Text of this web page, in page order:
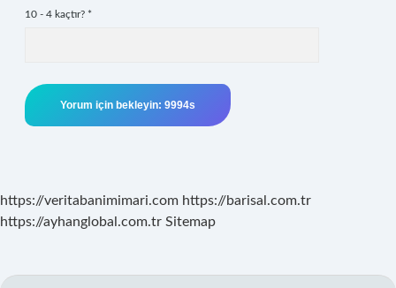
10 - 4 kaçtır? *
https://veritabanimimari.com https://barisal.com.tr
https://ayhanglobal.com.tr Sitemap